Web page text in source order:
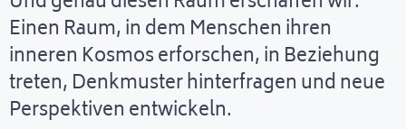
Einen Raum, in dem Menschen ihren
inneren Kosmos erforschen, in Beziehung
treten, Denkmuster hinterfragen und neue
Perspektiven entwickeln.